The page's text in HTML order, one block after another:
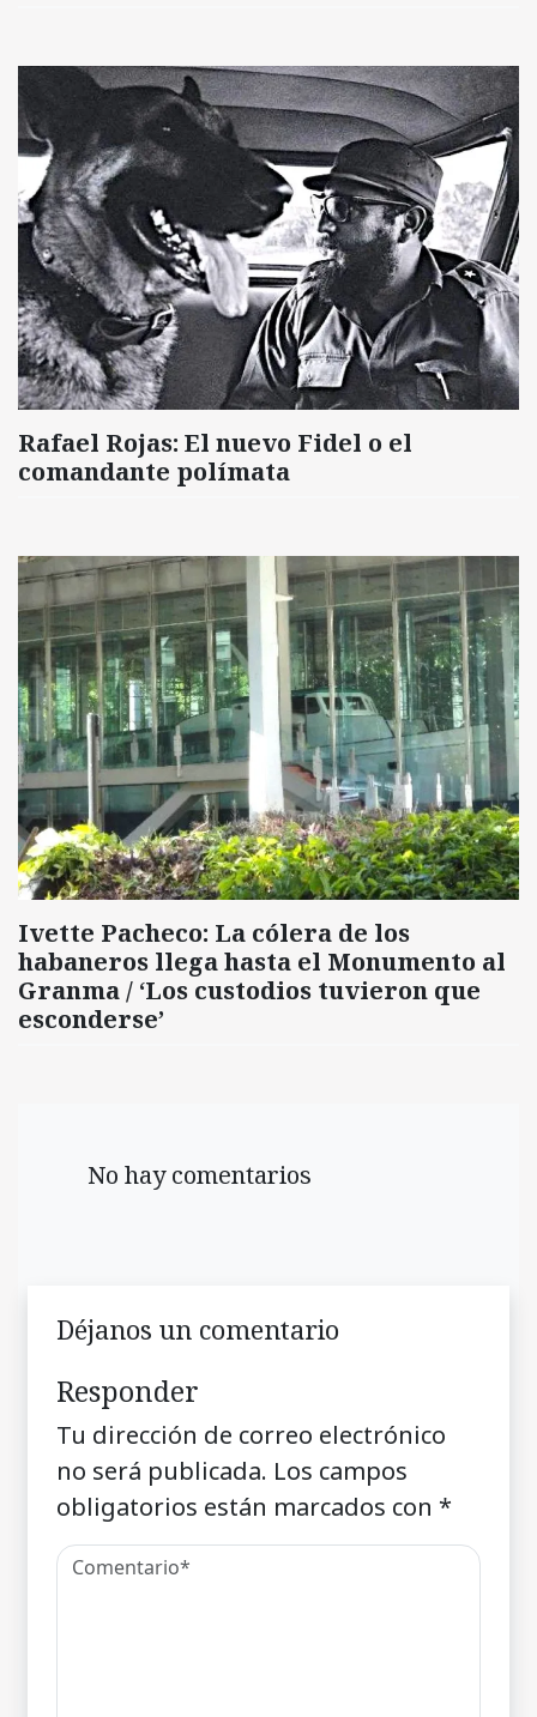
Rafael Rojas: El nuevo Fidel o el
comandante polímata
Ivette Pacheco: La cólera de los
habaneros llega hasta el Monumento al
Granma / ‘Los custodios tuvieron que
esconderse’
No hay comentarios
Déjanos un comentario
Responder
Tu dirección de correo electrónico
no será publicada. Los campos
obligatorios están marcados con *